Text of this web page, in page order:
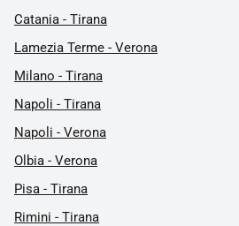
Catania - Tirana
Lamezia Terme - Verona
Milano - Tirana
Napoli - Tirana
Napoli - Verona
Olbia - Verona
Pisa - Tirana
Rimini - Tirana